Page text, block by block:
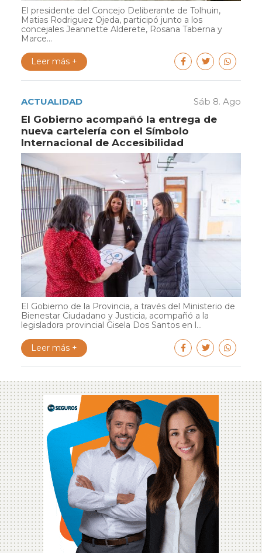
El presidente del Concejo Deliberante de Tolhuin,
Matias Rodriguez Ojeda, participó junto a los
concejales Jeannette Alderete, Rosana Taberna y
Marce...
Leer más +
ACTUALIDAD Sáb 8. Ago
El Gobierno acompañó la entrega de
nueva cartelería con el Símbolo
Internacional de Accesibilidad
El Gobierno de la Provincia, a través del Ministerio de
Bienestar Ciudadano y Justicia, acompañó a la
legisladora provincial Gisela Dos Santos en l...
Leer más +